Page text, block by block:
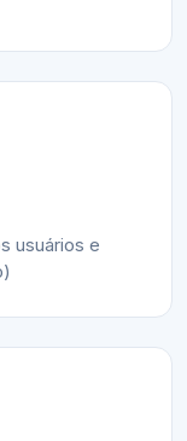
usuários e